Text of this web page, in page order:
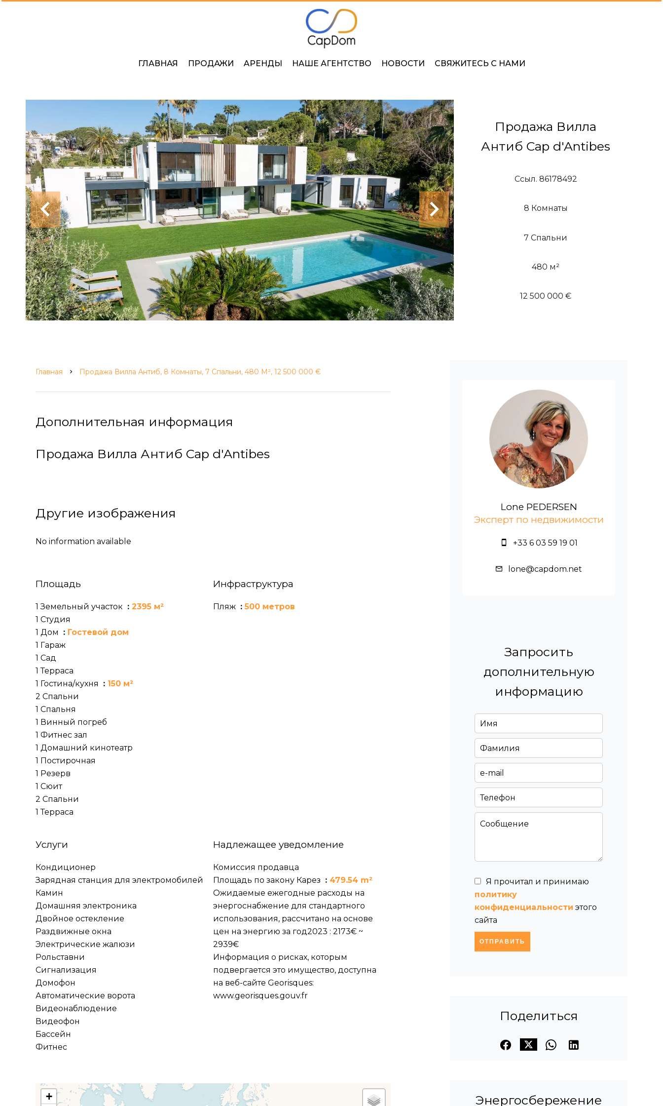
ГЛАВНАЯ ПРОДАЖИ AРЕНДЫ НАШЕ АГЕНТСТВО НОВОСТИ СВЯЖИТЕСЬ С НАМИ
Продажа Вилла
Антиб Cap d'Antibes
Ссыл. 86178492
8 Комнаты
7 Спальни
480 м²
12 500 000 €
Главная Продажа Вилла Антиб, 8 Комнаты, 7 Спальни, 480 М², 12 500 000 €
Дополнительная информация
Продажа Вилла Антиб Cap d'Antibes
Другие изображения
No information available
Площадь
1 Земельный участок
2395 м²
1 Студия
1 Дом
Гостевой дом
1 Гараж
1 Сад
1 Терраса
1 Гостина/кухня
150 м²
2 Спальни
1 Спальня
1 Винный погреб
1 Фитнес зал
1 Домашний кинотеатр
1 Постирочная
1 Резерв
1 Сюит
2 Спальни
1 Терраса
Инфраструктура
Пляж 500 метров
Услуги
Кондиционер
Зарядная станция для электромобилей
Камин
Домашняя электроника
Двойное остекление
Раздвижные окна
Электрические жалюзи
Рольставни
Сигнализация
Домофон
Автоматические ворота
Видеонаблюдение
Видеофон
Бассейн
Фитнес
Надлежащее уведомление
Комиссия продавца
Площадь по закону Карез
479.54 m²
Ожидаемые ежегодные расходы на
энергоснабжение для стандартного
использования, рассчитано на основе
цен на энергию за год2023 : 2173€ ~
2939€
Информация о рисках, которым
подвергается это имущество, доступна
на веб-сайте Georisques:
www.georisques.gouv.fr
+
Lone PEDERSEN
Эксперт по недвижимости
+33 6 03 59 19 01
lone@capdom.net
Запросить
дополнительную
информацию
Я прочитал и принимаю
политику
конфиденциальности этого
сайта
ОТПРАВИТЬ
Поделиться
Энергосбережение